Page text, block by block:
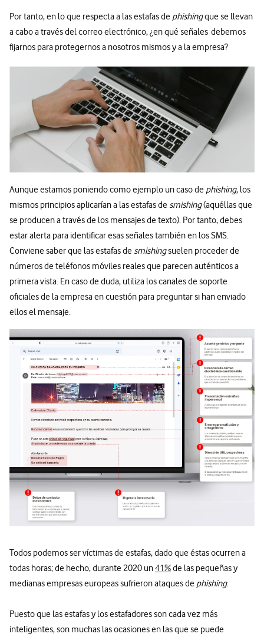
Por tanto, en lo que respecta a las estafas de phishingque se llevan
a cabo a través del correo electrónico, ¿en qué señales debemos
fijarnos para protegernos a nosotros mismos y a la empresa?
Aunque estamos poniendo como ejemplo un caso de phishing, los
mismos principios aplicarían a las estafas de smishing(aquéllas que
se producen a través de los mensajes de texto). Por tanto, debes
estar alerta para identificar esas señales también en los SMS.
Conviene saber que las estafas de smishingsuelen proceder de
números de teléfonos móviles reales que parecen auténticos a
primera vista. En caso de duda, utiliza los canales de soporte
oficiales de la empresa en cuestión para preguntar si han enviado
ellos el mensaje.
Todos podemos ser víctimas de estafas, dado que éstas ocurren a
todas horas; de hecho, durante 2020 un41%de las pequeñas y
medianas empresas europeas sufrieron ataques de phishing.
Puesto que las estafas y los estafadores son cada vez más
inteligentes, son muchas las ocasiones en las que se puede